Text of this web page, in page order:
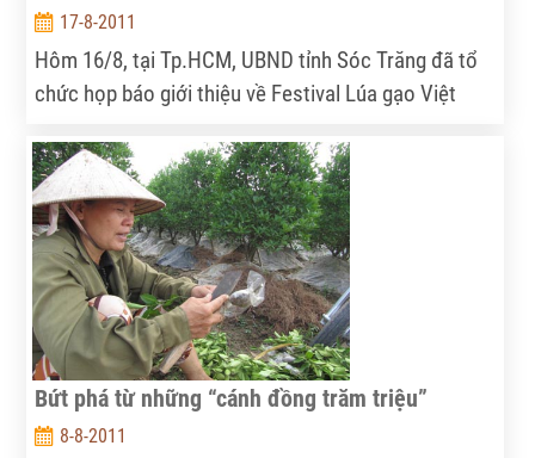
17-8-2011
Hôm 16/8, tại Tp.HCM, UBND tỉnh Sóc Trăng đã tổ
chức họp báo giới thiệu về Festival Lúa gạo Việt
ngày 8 - 14/11 tại Trung tâm Văn hóa triển lãm Hồ
Nước Ngọt, TP. Sóc Trăng với chủ đề “Môi trường
xanh cho cánh đồng vàng” và “Vinh danh hạt ngọc
Việt”.
Bứt phá từ những “cánh đồng trăm triệu”
8-8-2011